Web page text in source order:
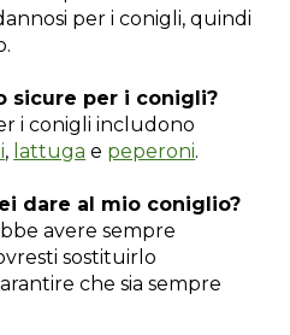
per i conigli, quindi
sicure per i conigli?
i conigli includono
, lattuga e peperoni.
dare al mio coniglio?
avere sempre
sostituirlo
che sia sempre